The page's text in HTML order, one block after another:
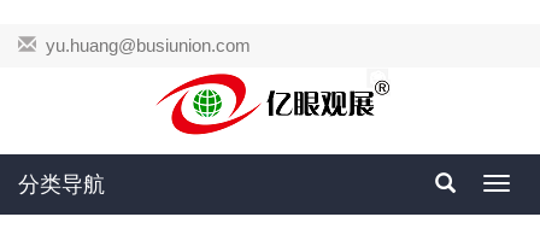
yu.huang@busiunion.com
分类导航